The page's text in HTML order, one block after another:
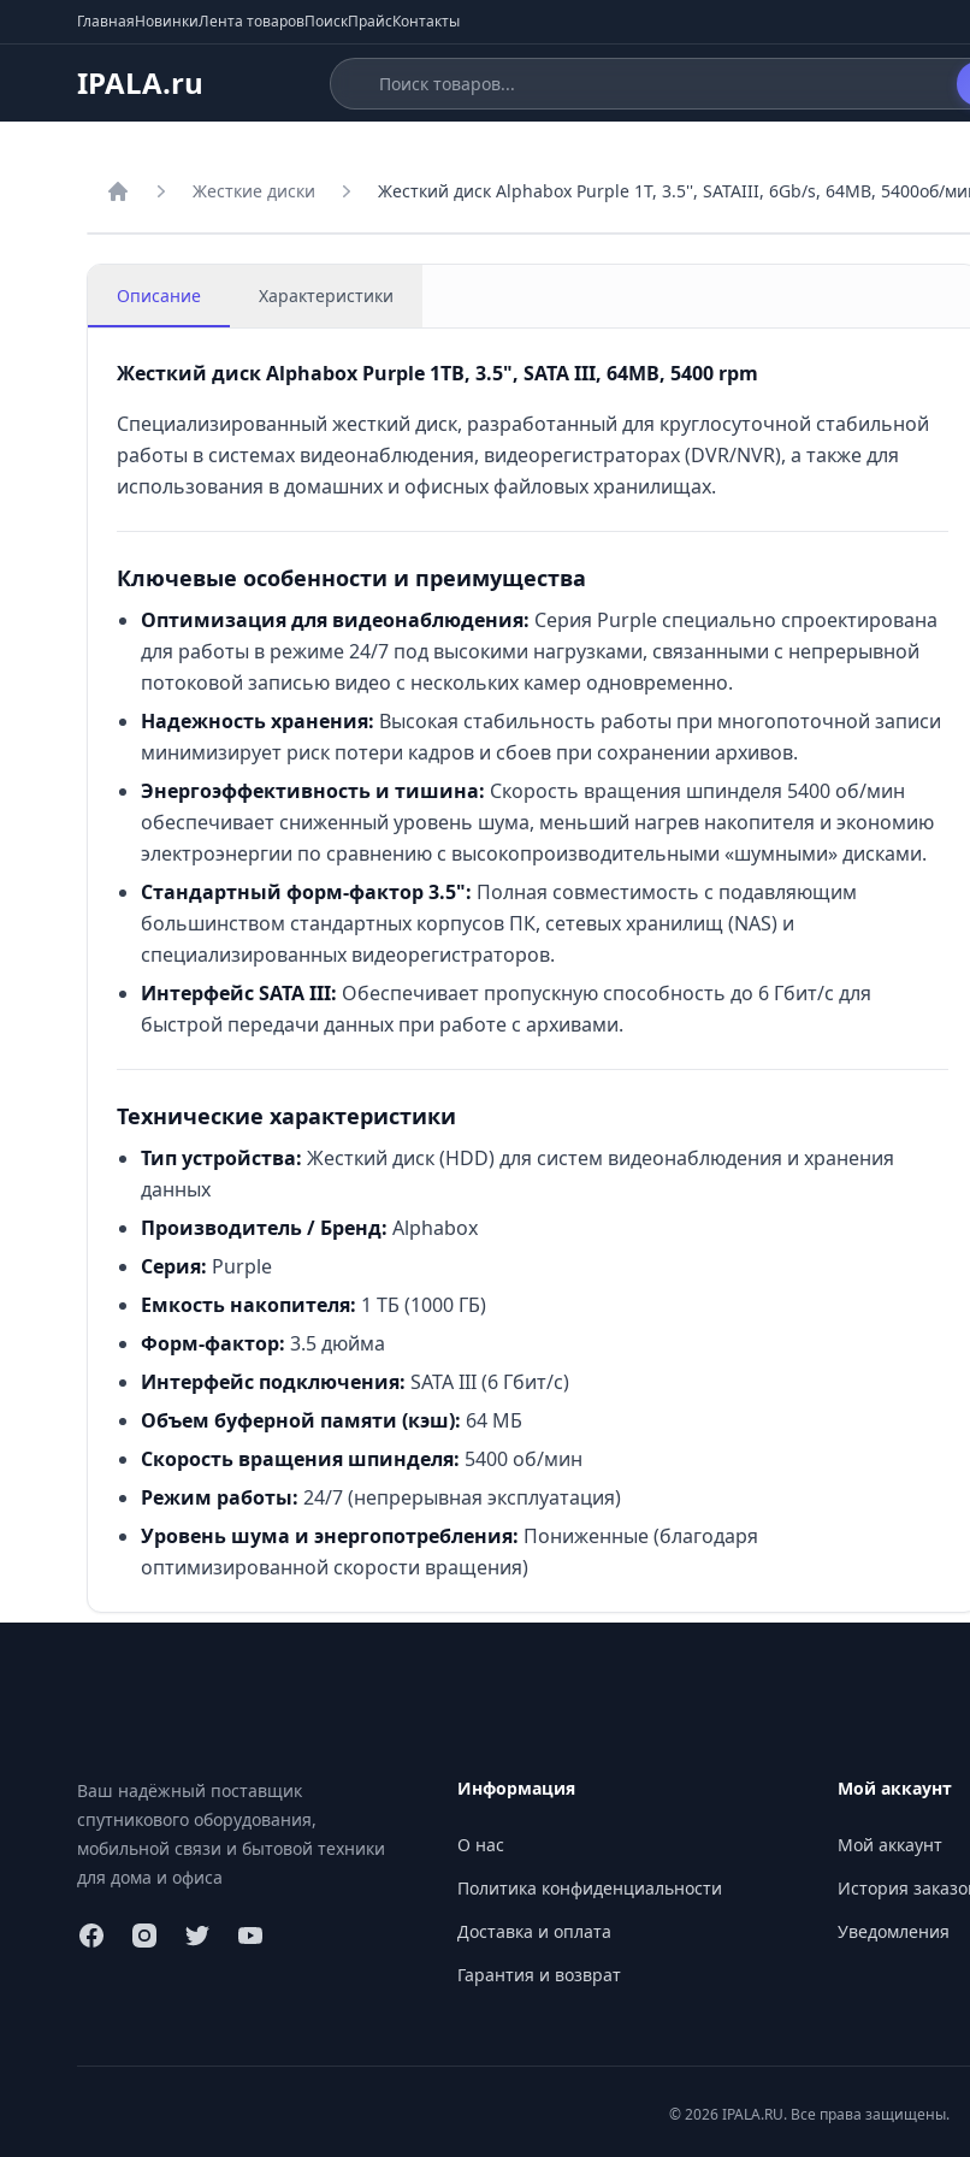
ГлавнаяНовинкиЛента товаровПоискПрайсКонтакты
IPALA.ru
Жесткие диски Жесткий диск Alphabox Purple 1T, 3.5'', SATAIII, 6Gb/s, 64MB, 5400об/
Описание Характеристики
Жесткий диск Alphabox Purple 1TB, 3.5", SATA III, 64MB, 5400 rpm
Специализированный жесткий диск, разработанный для круглосуточной стабильной
работы в системах видеонаблюдения, видеорегистраторах (DVR/NVR), а также для
использования в домашних и офисных файловых хранилищах.
Ключевые особенности и преимущества
Оптимизация для видеонаблюдения: Серия Purple специально спроектирована
для работы в режиме 24/7 под высокими нагрузками, связанными с непрерывной
потоковой записью видео с нескольких камер одновременно.
Надежность хранения: Высокая стабильность работы при многопоточной записи
минимизирует риск потери кадров и сбоев при сохранении архивов.
Энергоэффективность и тишина: Скорость вращения шпинделя 5400 об/мин
обеспечивает сниженный уровень шума, меньший нагрев накопителя и экономию
электроэнергии по сравнению с высокопроизводительными «шумными» дисками.
Стандартный форм-фактор 3.5": Полная совместимость с подавляющим
большинством стандартных корпусов ПК, сетевых хранилищ (NAS) и
специализированных видеорегистраторов.
Интерфейс SATA III: Обеспечивает пропускную способность до 6 Гбит/с для
быстрой передачи данных при работе с архивами.
Технические характеристики
Тип устройства: Жесткий диск (HDD) для систем видеонаблюдения и хранения
данных
Производитель / Бренд: Alphabox
Серия: Purple
Емкость накопителя: 1 ТБ (1000 ГБ)
Форм-фактор: 3.5 дюйма
Интерфейс подключения: SATA III (6 Гбит/с)
Объем буферной памяти (кэш): 64 МБ
Скорость вращения шпинделя: 5400 об/мин
Режим работы: 24/7 (непрерывная эксплуатация)
Уровень шума и энергопотребления: Пониженные (благодаря
оптимизированной скорости вращения)
Ваш надёжный поставщик
спутникового оборудования,
мобильной связи и бытовой техники
для дома и офиса
Информация
О нас
Политика конфиденциальности
Доставка и оплата
Гарантия и возврат
Мой аккаунт
Мой аккаунт
История
Уведомления
© 2026 IPALA.RU. Все права защищены.